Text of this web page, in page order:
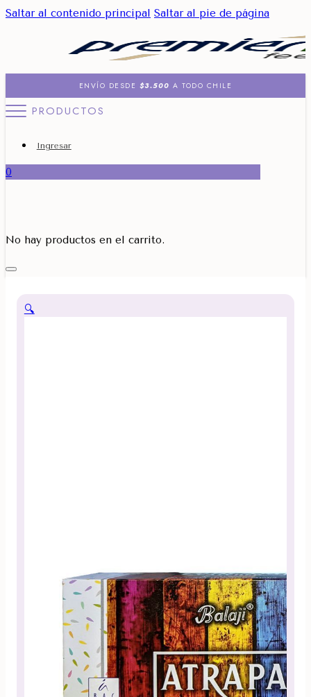
Saltar al contenido principal Saltar al pie de página
ENVÍO DESDE $3.500 A TODO CHILE
PRODUCTOS
Ingresar
0
No hay productos en el carrito.
🔍